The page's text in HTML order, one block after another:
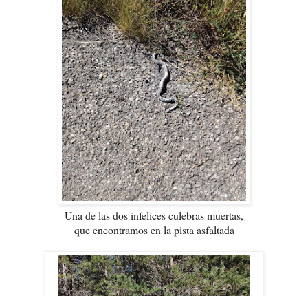
Una de las dos infelices culebras muertas,
que encontramos en la pista asfaltada